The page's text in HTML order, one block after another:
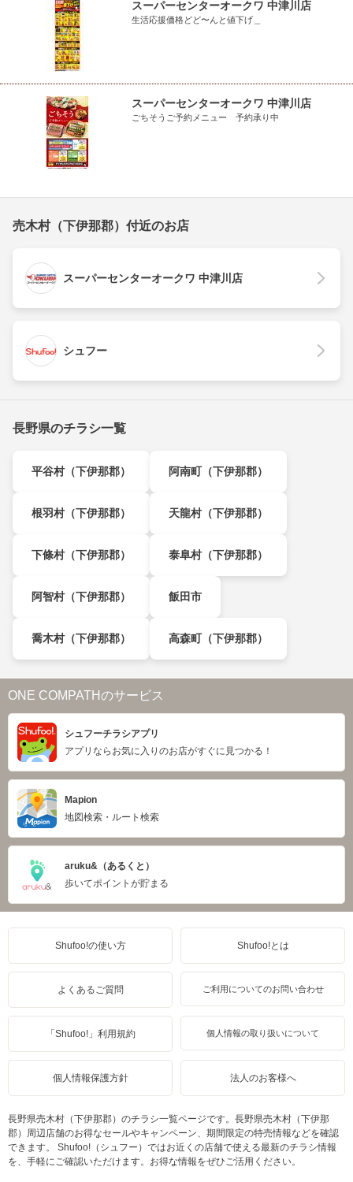
スーパーセンターオークワ 中津川店
生活応援価格どど〜んと値下げ＿
スーパーセンターオークワ 中津川店
ごちそうご予約メニュー 予約承り中
売木村（下伊那郡）付近のお店
スーパーセンターオークワ 中津川店
シュフー
長野県のチラシ一覧
平谷村（下伊那郡） 阿南町（下伊那郡）
根羽村（下伊那郡） 天龍村（下伊那郡）
下條村（下伊那郡） 泰阜村（下伊那郡）
阿智村（下伊那郡） 飯田市
喬木村（下伊那郡） 高森町（下伊那郡）
ONE COMPATHのサービス
シュフーチラシアプリ
アプリならお気に入りのお店がすぐに見つかる！
Mapion
地図検索・ルート検索
aruku&（あるくと）
歩いてポイントが貯まる
Shufoo!の使い方 Shufoo!とは
よくあるご質問 ご利用についてのお問い合わせ
「Shufoo!」利用規約 個人情報の取り扱いについて
個人情報保護方針 法人のお客様へ
長野県売木村（下伊那郡）のチラシ一覧ページです。長野県売木村（下伊那
郡）周辺店舗のお得なセールやキャンペーン、期間限定の特売情報などを確認
できます。 Shufoo!（シュフー）ではお近くの店舗で使える最新のチラシ情報
を、手軽にご確認いただけます。お得な情報をぜひご活用ください。